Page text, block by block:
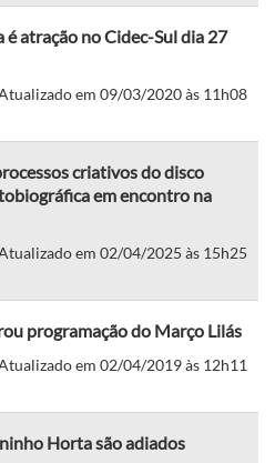
atração no Cidec-Sul dia 27
em 09/03/2020 às 11h08
criativos do disco
em encontro na
em 02/04/2025 às 15h25
programação do Março Lilás
em 02/04/2019 às 12h11
Horta são adiados